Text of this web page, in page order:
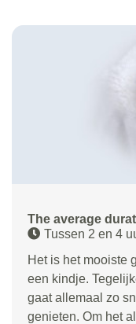
The average
Tussen 2 en 4
Het is het mooiste
een kindje.
gaat allemaal zo
genieten. Om het